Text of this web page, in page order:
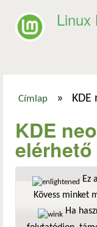
Linux
Címlap »
KDE
elérhető
Ez
Kövess minket
Ha